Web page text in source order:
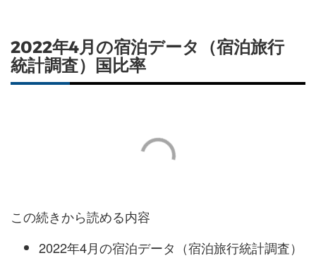
2022年4月の宿泊データ（宿泊旅行
統計調査）国比率
この続きから読める内容
2022年4月の宿泊データ（宿泊旅行統計調査）